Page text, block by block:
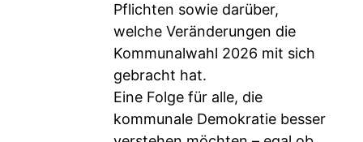
Pflichten sowie darüber,
welche Veränderungen die
Kommunalwahl 2026 mit sich
gebracht hat.
Eine Folge für alle, die
kommunale Demokratie besser